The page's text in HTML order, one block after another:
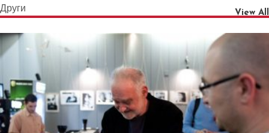
Други View All